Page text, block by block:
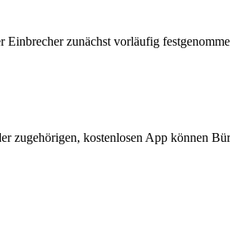
zunächst vorläufig
zugehörigen, kostenlosen App können